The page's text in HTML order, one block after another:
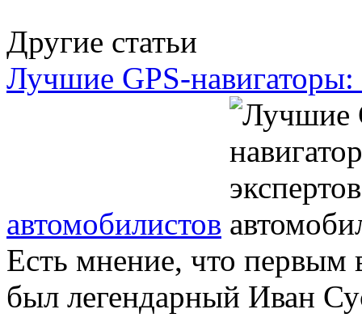
Другие статьи
Лучшие GPS-навигаторы:
автомобилистов
Есть мнение, что первым
был легендарный Иван